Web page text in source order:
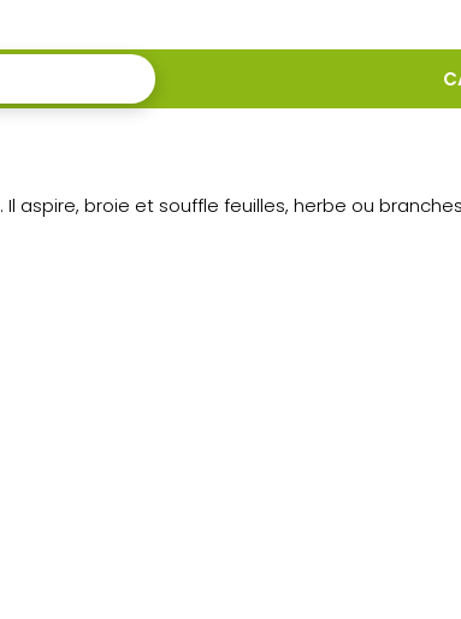
. Il aspire, broie et souffle feuilles, herbe ou